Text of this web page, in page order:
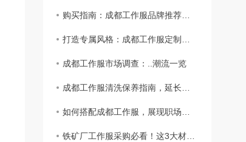
购买指南：成都工作服品牌推荐大揭秘
打造专属风格：成都工作服定制攻略
成都工作服市场调查：..潮流一览
成都工作服清洗保养指南，延长使用寿命
如何搭配成都工作服，展现职场精彩
铁矿厂工作服采购必看！这3大材质误区，害了多少企业？?